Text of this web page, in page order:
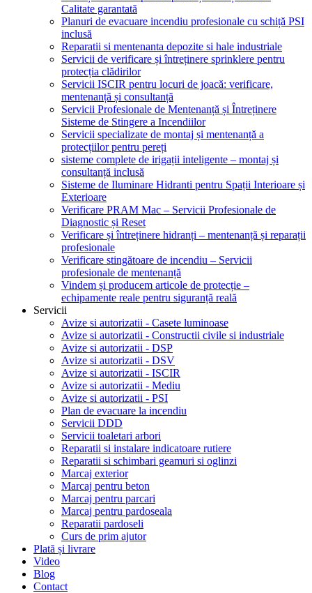
Calitate garantată
Planuri de evacuare incendiu profesionale cu schiță PSI
inclusă
Reparatii si mentenanta depozite si hale industriale
Servicii de verificare și întreținere sprinklere pentru
protecția clădirilor
Servicii ISCIR pentru locuri de joacă: verificare,
mentenanță și consultanță
Servicii Profesionale de Mentenanță și Întreținere
Sisteme de Stingere a Incendiilor
Servicii specializate de montaj și mentenanță a
protecțiilor pentru pereți
sisteme complete de irigații inteligente – montaj și
consultanță inclusă
Sisteme de Iluminare Hidranti pentru Spații Interioare și
Exterioare
Verificare PRAM Mac – Servicii Profesionale de
Diagnostic și Reset
Verificare și întreținere hidranți – mentenanță și reparații
profesionale
Verificare stingătoare de incendiu – Servicii
profesionale de mentenanță
Vindem și producem articole de protecție –
echipamente reale pentru siguranță reală
Servicii
Avize si autorizatii - Casete luminoase
Avize si autorizatii - Constructii civile si industriale
Avize si autorizatii - DSP
Avize si autorizatii - DSV
Avize si autorizatii - ISCIR
Avize si autorizatii - Mediu
Avize si autorizatii - PSI
Plan de evacuare la incendiu
Servicii DDD
Servicii toaletari arbori
Reparatii si instalare indicatoare rutiere
Reparatii si schimbari geamuri si oglinzi
Marcaj exterior
Marcaj pentru beton
Marcaj pentru parcari
Marcaj pentru pardoseala
Reparatii pardoseli
Curs de prim ajutor
Plată și livrare
Video
Blog
Contact